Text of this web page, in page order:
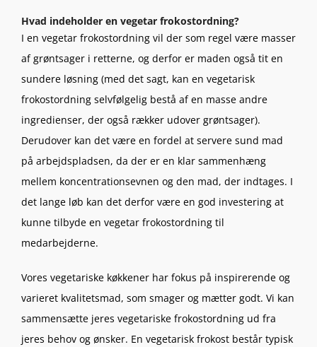
Hvad indeholder en vegetar frokostordning?
I en vegetar frokostordning vil der som regel være masser
af grøntsager i retterne, og derfor er maden også tit en
sundere løsning (med det sagt, kan en vegetarisk
frokostordning selvfølgelig bestå af en masse andre
ingredienser, der også rækker udover grøntsager).
Derudover kan det være en fordel at servere sund mad
på arbejdspladsen, da der er en klar sammenhæng
mellem koncentrationsevnen og den mad, der indtages. I
det lange løb kan det derfor være en god investering at
kunne tilbyde en vegetar frokostordning til
medarbejderne.
Vores vegetariske køkkener har fokus på inspirerende og
varieret kvalitetsmad, som smager og mætter godt. Vi kan
sammensætte jeres vegetariske frokostordning ud fra
jeres behov og ønsker. En vegetarisk frokost består typisk